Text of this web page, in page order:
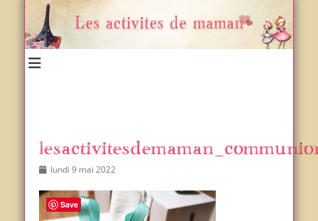
Postedlundi 9 mai 2022
Save